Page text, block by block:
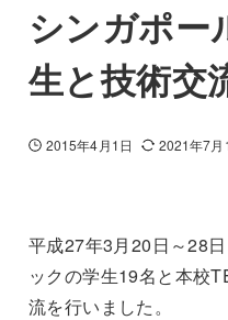
シンガポー
生と技術交
2015年4月1日 2021年7月
平成27年3月20日～28
ックの学生19名と本校
流を行いま した。